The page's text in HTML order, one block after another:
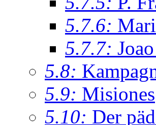
5.7.6:
5.7.7:
5.8:
5.9: Misiones
5.10: Der